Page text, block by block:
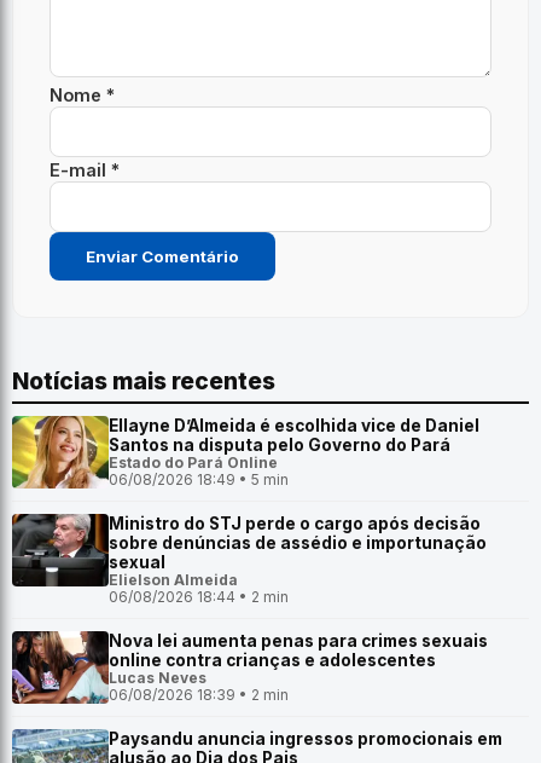
Nome *
E-mail *
Notícias mais recentes
Ellayne D’Almeida é escolhida vice de Daniel
Santos na disputa pelo Governo do Pará
Estado do Pará Online
06/08/2026 18:49 • 5 min
Ministro do STJ perde o cargo após decisão
sobre denúncias de assédio e importunação
sexual
Elielson Almeida
06/08/2026 18:44 • 2 min
Nova lei aumenta penas para crimes sexuais
online contra crianças e adolescentes
Lucas Neves
06/08/2026 18:39 • 2 min
Paysandu anuncia ingressos promocionais em
alusão ao Dia dos Pais